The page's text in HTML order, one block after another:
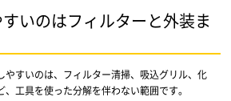
いのはフィルターと外装ま
やすいのは、フィルター清掃、吸込グリル、化
工具を使った分解を伴わない範囲です。